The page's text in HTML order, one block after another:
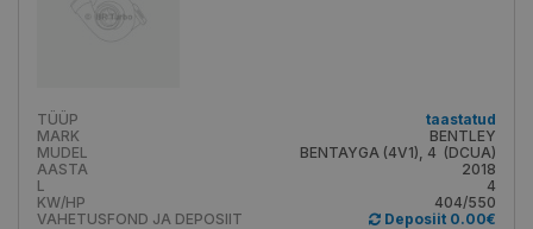
TÜÜP
taastatud
MARK
BENTLEY
MUDEL
BENTAYGA (4V1), 4 (DCUA)
AASTA
2018
L
4
KW/HP
404/550
VAHETUSFOND JA DEPOSIIT
Deposiit 0.00€